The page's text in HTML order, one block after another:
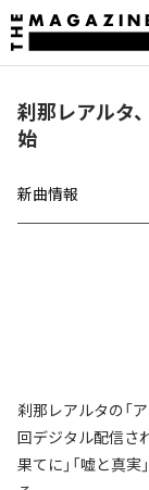
刹那レアルタ
始
新曲情報
刹那レアルタの「
回デジタル配信さ
果てに」「嘘と真